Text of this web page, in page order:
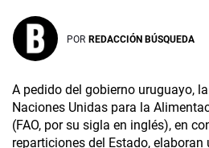
POR REDACCIÓN BÚSQUEDA
A pedido del gobierno uruguayo,
Naciones Unidas para la
(FAO, por su sigla en inglés), en
reparticiones del Estado, elaboran